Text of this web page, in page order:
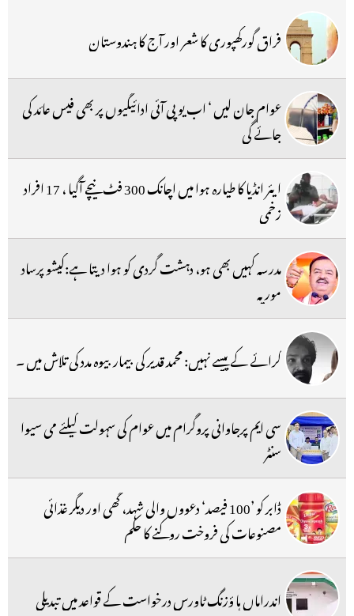
فراق گورکھپوری کا شعر اور آج کا ہندوستان
عوام جان لیں ‘ اب یو پی آئی ادائیگیوں پر بھی فیس عائد کی
جائے گی
ایئر انڈیا کا طیارہ ہوا میں اچانک 300 فٹ نیچے آگیا ، 17 افراد
زخمی
مدرسہ کہیں بھی ہو، دہشت گردی کو ہوا دیتا ہے:کیشو پرساد
موریہ
کرائے کے پیسے نہیں: محمد قدیر کی بیمار بیوہ مدد کی تلاش میں ۔
سی ایم پرجاوانی پروگرام میں عوام کی سہولت کیلئے می سیوا
سنٹر
ڈابر کو ’100 فیصد‘ دعووں والی شہد، گھی اور دیگر غذائی
مصنوعات کی فروخت روکنے کا حکم
اندراماں ہا ؤزنگ ٹاورس درخواست کے قواعد میں تبدیلی